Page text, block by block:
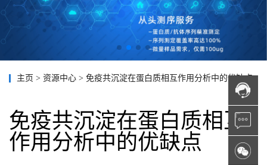
主页 > 资源中心 > 免疫共沉淀在蛋白质相互作用分析中的优缺点
免疫共沉淀在蛋白质相互
作用分析中的优缺点